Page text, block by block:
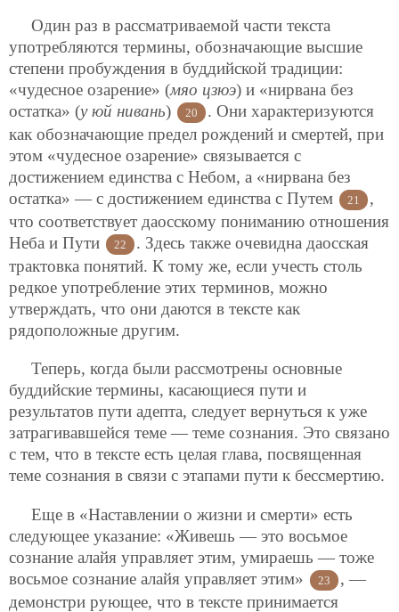
Один раз в рассматриваемой части текста
употребляются термины, обозначающие высшие
степени пробуждения в буддийской традиции:
«чудесное озарение» (мяо цзюэ) и «нирвана без
остатка» (у юй нивань) 20
. Они характеризуются
как обозначающие предел рождений и смертей, при
этом «чудесное озарение» связывается с
достижением единства с Небом, а «нирвана без
остатка» — с достижением единства с Путем
21
,
что соответствует даосскому пониманию отношения
Неба и Пути
22
. Здесь также очевидна даосская
трактовка понятий. К тому же, если учесть столь
редкое употребление этих терминов, можно
утверждать, что они даются в тексте как
рядоположные другим.
Теперь, когда были рассмотрены основные
буддийские термины, касающиеся пути и
результатов пути адепта, следует вернуться к уже
затрагивавшейся теме — теме сознания. Это связано
с тем, что в тексте есть целая глава, посвященная
теме сознания в связи с этапами пути к бессмертию.
Еще в «Наставлении о жизни и смерти» есть
следующее указание: «Живешь — это восьмое
сознание алайя управляет этим, умираешь — тоже
восьмое сознание алайя управляет этим»
23
, —
демонстри рующее, что в тексте принимается